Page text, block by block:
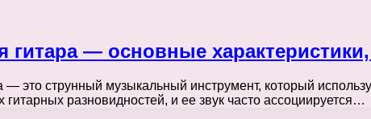
гитара — основные
— это струнный музыкальный инструмент, который
гитарных разновидностей, и ее звук часто ассоциируется…